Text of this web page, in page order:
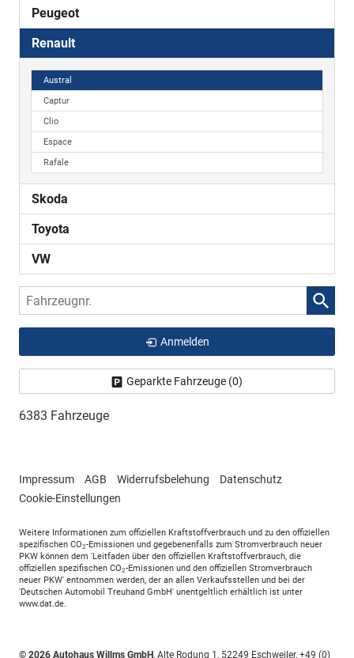
Peugeot
Renault
Austral
Captur
Clio
Espace
Rafale
Skoda
Toyota
VW
Fahrzeugnr.
Anmelden
Geparkte Fahrzeuge (0)
6383 Fahrzeuge
Impressum AGB Widerrufsbelehung
Datenschutz
Cookie-Einstellungen
Weitere Informationen zum offiziellen Kraftstoffverbrauch und zu den offiziellen
spezifischen CO2-Emissionen und gegebenenfalls zum Stromverbrauch neuer
PKW können dem 'Leitfaden über den offiziellen Kraftstoffverbrauch, die
offiziellen spezifischen CO2-Emissionen und den offiziellen Stromverbrauch
neuer PKW' entnommen werden, der an allen Verkaufsstellen und bei der
'Deutschen Automobil Treuhand GmbH' unentgeltlich erhältlich ist unter
www.dat.de.
© 2026 Autohaus Willms GmbH, Alte Rodung 1, 52249 Eschweiler, +49 (0)